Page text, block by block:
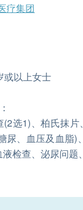
疗集团
或以上女士
(2选1)、柏氏抹
尿、血压及血脂)
检查、泌尿问题